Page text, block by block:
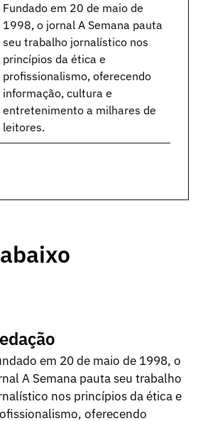
Fundado em 20 de maio de
1998, o jornal A Semana pauta
seu trabalho jornalístico nos
princípios da ética e
profissionalismo, oferecendo
informação, cultura e
entretenimento a milhares de
leitores.
em 20 de maio de 1998, o
A Semana pauta seu trabalho
nos princípios da ética e
oferecendo